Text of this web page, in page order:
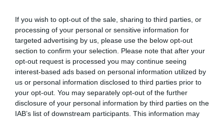
If you wish to opt-out of the sale, sharing to third parties, or
processing of your personal or sensitive information for
targeted advertising by us, please use the below opt-out
section to confirm your selection. Please note that after your
opt-out request is processed you may continue seeing
interest-based ads based on personal information utilized by
us or personal information disclosed to third parties prior to
your opt-out. You may separately opt-out of the further
disclosure of your personal information by third parties on the
IAB’s list of downstream participants. This information may